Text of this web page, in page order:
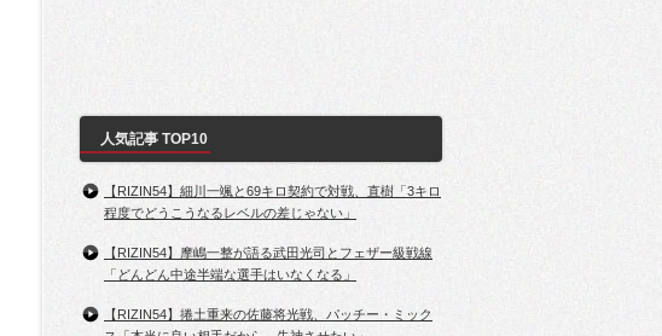
人気記事 TOP10
【RIZIN54】細川一颯と69キロ契約で対戦、直樹「3キロ
程度でどうこうなるレベルの差じゃない」
【RIZIN54】摩嶋一整が語る武田光司とフェザー級戦線
「どんどん中途半端な選手はいなくなる」
【RIZIN54】捲土重来の佐藤将光戦、パッチー・ミック